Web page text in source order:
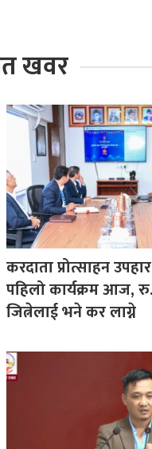
खवर
करदाता प्रोत्साहन
पहिलो कार्यक्रम आज,
जित्नेलाई भने कर लाग्ने